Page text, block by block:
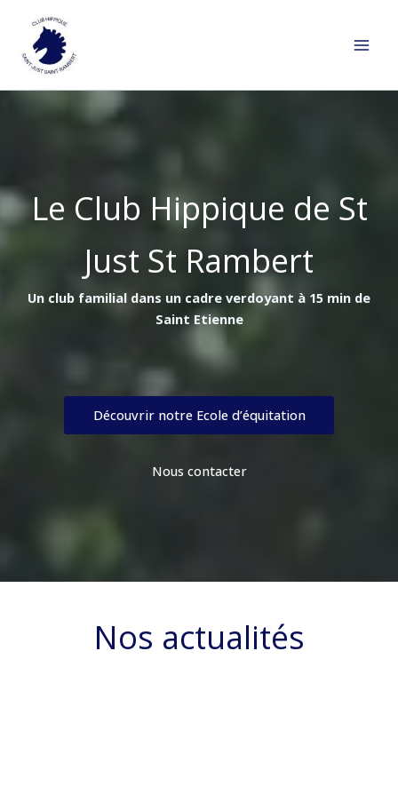
contenu
Le Club Hippique de St
Just St Rambert
Un club familial dans un cadre verdoyant à 15 min de
Saint Etienne
Découvrir notre Ecole d’équitation
Nous contacter
Nos actualités